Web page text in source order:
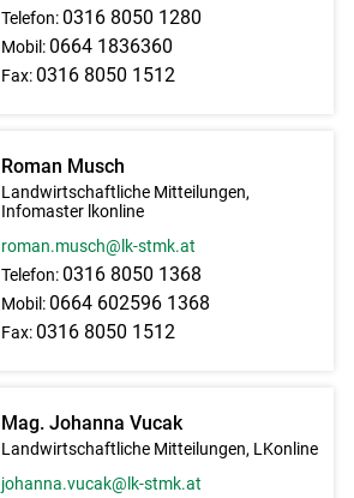
Telefon:0316 8050 1280
Mobil:0664 1836360
Fax:0316 8050 1512
Roman Musch
Landwirtschaftliche Mitteilungen,
Infomaster lkonline
roman.musch@lk-stmk.at
Telefon:0316 8050 1368
Mobil:0664 602596 1368
Fax:0316 8050 1512
Mag. Johanna Vucak
Landwirtschaftliche Mitteilungen, LKonline
johanna.vucak@lk-stmk.at